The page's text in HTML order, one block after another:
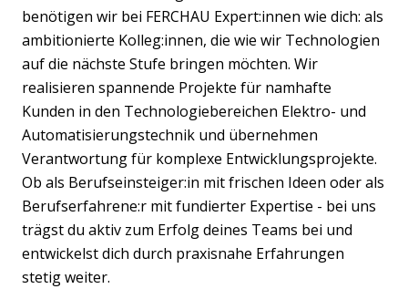
benötigen wir bei FERCHAU Expert:innen wie dich: als
ambitionierte Kolleg:innen, die wie wir Technologien
auf die nächste Stufe bringen möchten. Wir
realisieren spannende Projekte für namhafte
Kunden in den Technologiebereichen Elektro- und
Automatisierungstechnik und übernehmen
Verantwortung für komplexe Entwicklungsprojekte.
Ob als Berufseinsteiger:in mit frischen Ideen oder als
Berufserfahrene:r mit fundierter Expertise - bei uns
trägst du aktiv zum Erfolg deines Teams bei und
entwickelst dich durch praxisnahe Erfahrungen
stetig weiter.